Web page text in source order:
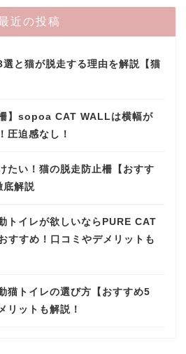
近の投稿
と猫が脱走する理由を解説【猫
柵】sopoa CAT WALLは横幅が
圧迫感なし！
たい！猫の脱走防止柵【おすす
底解説
トイレが欲しいならPURE CAT
すすめ！口コミやデメリットも
猫トイレの選び方【おすすめ5
リットも解説！